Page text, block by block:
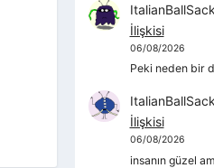
ItalianBallSack
İlişkisi
06/08/2026
Peki neden bir
ItalianBallSack
İlişkisi
06/08/2026
insanın güzel